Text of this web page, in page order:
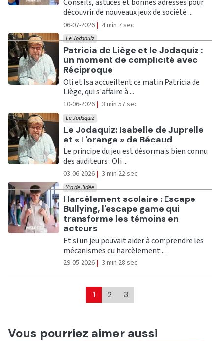
Conseils, astuces et bonnes adresses pour
découvrir de nouveaux jeux de société ...
06-07-2026 | 4 min 7 sec
Ecouter
Patricia de Liège et le Jodaquiz :
un moment de complicité avec
Réciproque
Le Jodaquiz
Oli et Isa accueillent ce matin Patricia de
Liège, qui s'affaire à ...
10-06-2026 | 3 min 57 sec
Ecouter
Le Jodaquiz: Isabelle de Juprelle
et « L'orange » de Bécaud
Le Jodaquiz
Le principe du jeu est désormais bien connu
des auditeurs : Oli ...
03-06-2026 | 3 min 22 sec
Ecouter
Harcèlement scolaire : Escape
Bullying, l'escape game qui
transforme les témoins en
acteurs
Y'a de l'idée
Et si un jeu pouvait aider à comprendre les
mécanismes du harcèlement ...
29-05-2026 | 3 min 28 sec
1 2 3
Vous pourriez aimer aussi